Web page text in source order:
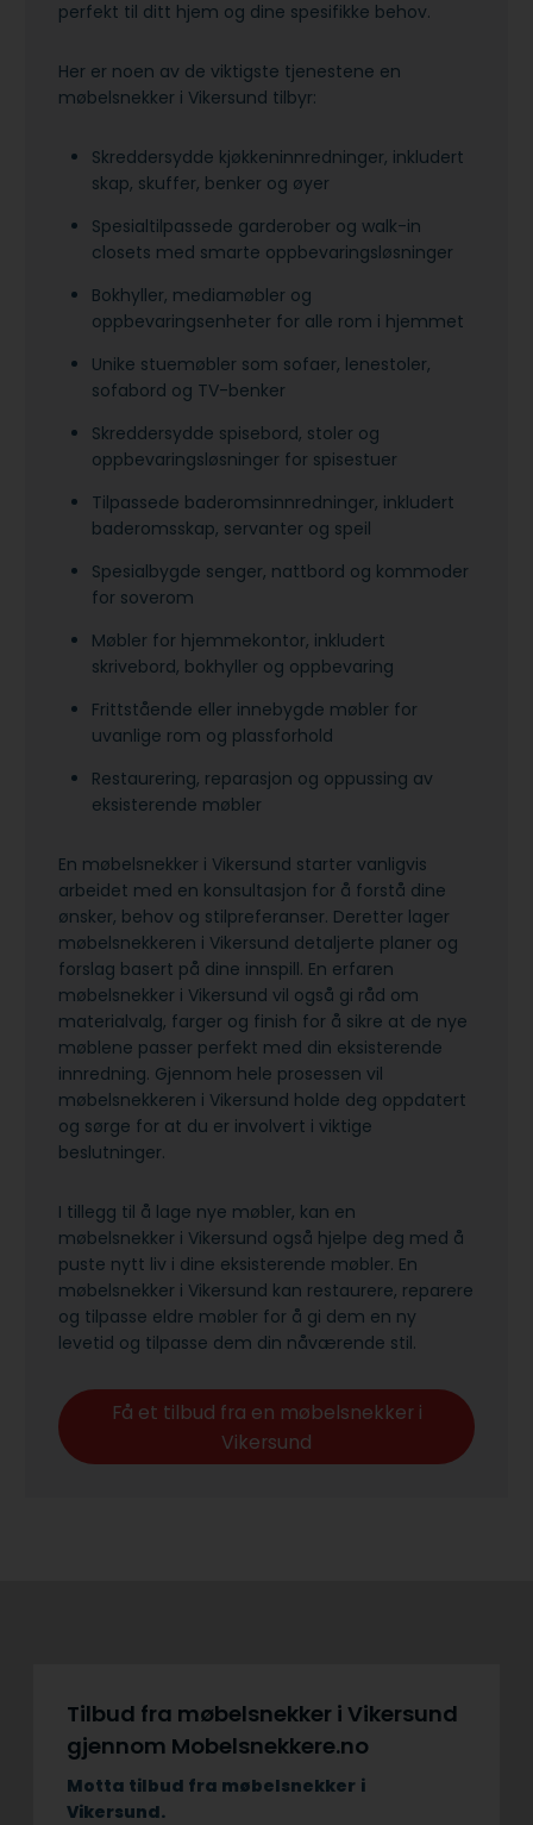
perfekt til ditt hjem og dine spesifikke behov.
Her er noen av de viktigste tjenestene en
møbelsnekker i Vikersund tilbyr:
Skreddersydde kjøkkeninnredninger, inkludert
skap, skuffer, benker og øyer
Spesialtilpassede garderober og walk-in
closets med smarte oppbevaringsløsninger
Bokhyller, mediamøbler og
oppbevaringsenheter for alle rom i hjemmet
Unike stuemøbler som sofaer, lenestoler,
sofabord og TV-benker
Skreddersydde spisebord, stoler og
oppbevaringsløsninger for spisestuer
Tilpassede baderomsinnredninger, inkludert
baderomsskap, servanter og speil
Spesialbygde senger, nattbord og kommoder
for soverom
Møbler for hjemmekontor, inkludert
skrivebord, bokhyller og oppbevaring
Frittstående eller innebygde møbler for
uvanlige rom og plassforhold
Restaurering, reparasjon og oppussing av
eksisterende møbler
En møbelsnekker i Vikersund starter vanligvis
arbeidet med en konsultasjon for å forstå dine
ønsker, behov og stilpreferanser. Deretter lager
møbelsnekkeren i Vikersund detaljerte planer og
forslag basert på dine innspill. En erfaren
møbelsnekker i Vikersund vil også gi råd om
materialvalg, farger og finish for å sikre at de nye
møblene passer perfekt med din eksisterende
innredning. Gjennom hele prosessen vil
møbelsnekkeren i Vikersund holde deg oppdatert
og sørge for at du er involvert i viktige
beslutninger.
I tillegg til å lage nye møbler, kan en
møbelsnekker i Vikersund også hjelpe deg med å
puste nytt liv i dine eksisterende møbler. En
møbelsnekker i Vikersund kan restaurere, reparere
og tilpasse eldre møbler for å gi dem en ny
levetid og tilpasse dem din nåværende stil.
Få et tilbud fra en møbelsnekker i
Vikersund
Tilbud fra møbelsnekker i Vikersund
gjennom Mobelsnekkere.no
Motta tilbud fra møbelsnekker i
Vikersund.